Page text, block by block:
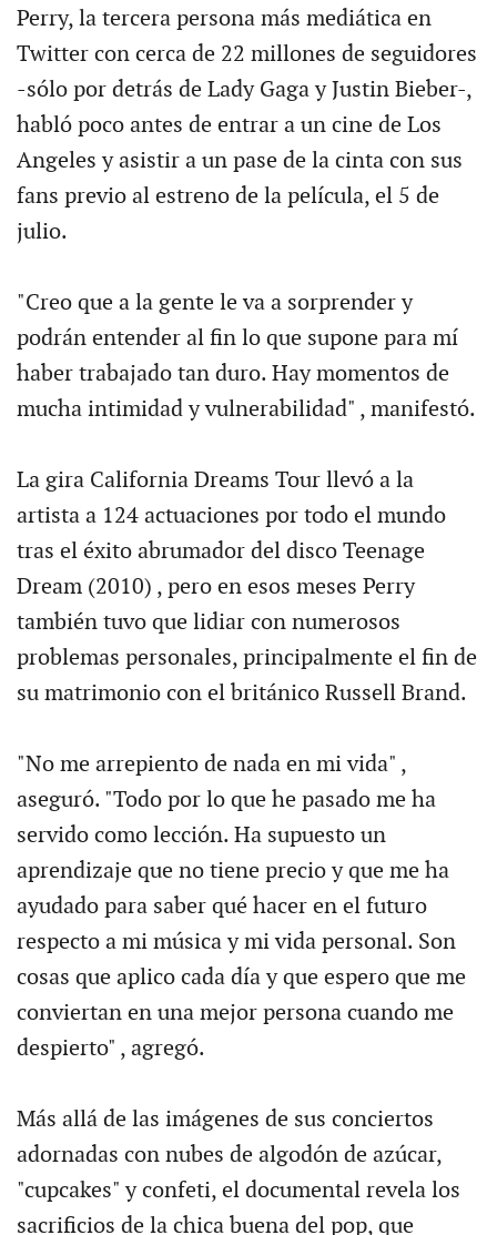
Perry, la tercera persona más mediática en
Twitter con cerca de 22 millones de seguidores
-sólo por detrás de Lady Gaga y Justin Bieber-,
habló poco antes de entrar a un cine de Los
Angeles y asistir a un pase de la cinta con sus
fans previo al estreno de la película, el 5 de
julio.
"Creo que a la gente le va a sorprender y
podrán entender al fin lo que supone para mí
haber trabajado tan duro. Hay momentos de
mucha intimidad y vulnerabilidad" , manifestó.
La gira California Dreams Tour llevó a la
artista a 124 actuaciones por todo el mundo
tras el éxito abrumador del disco Teenage
Dream (2010) , pero en esos meses Perry
también tuvo que lidiar con numerosos
problemas personales, principalmente el fin de
su matrimonio con el británico Russell Brand.
"No me arrepiento de nada en mi vida" ,
aseguró. "Todo por lo que he pasado me ha
servido como lección. Ha supuesto un
aprendizaje que no tiene precio y que me ha
ayudado para saber qué hacer en el futuro
respecto a mi música y mi vida personal. Son
cosas que aplico cada día y que espero que me
conviertan en una mejor persona cuando me
despierto" , agregó.
Más allá de las imágenes de sus conciertos
adornadas con nubes de algodón de azúcar,
"cupcakes" y confeti, el documental revela los
sacrificios de la chica buena del pop, que